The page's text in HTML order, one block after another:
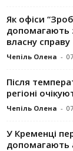
Як офіси
допомагають
власну справу
Чепіль Олена -
Після
регіоні
Чепіль Олена -
У Кременці
допомагають